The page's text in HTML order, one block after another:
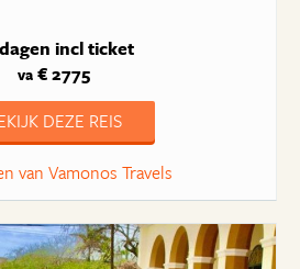
incl ticket
va € 2775
DEZE REIS
van Vamonos Travels